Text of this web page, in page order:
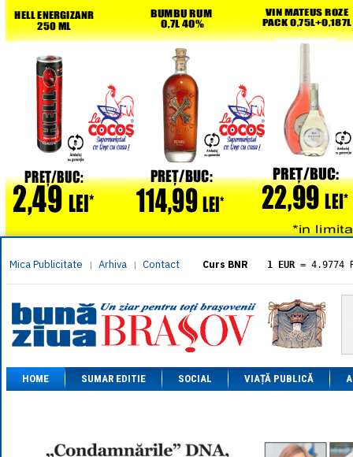
Mica Publicitate | Arhiva | Contact Curs BNR 1 EUR = 4.9774
= 5.8304
1 XAU= 464.4611
1 AED= 1.1933
1 AUD= 2.7957
1 BGN= 2.5449
1 CAD= 3.1559
1 CHF= 5.2813
1 EGP= 0.0860
HOME SUMAR EDITIE SOCIAL VIAȚĂ PUBLICĂ